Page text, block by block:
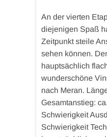
An der vierten
diejenigen Spaß
Zeitpunkt steile
sehen können.
hauptsächlich
wunderschöne
nach Meran.
Gesamtanstieg:
Schwierigkeit
Schwierigkeit